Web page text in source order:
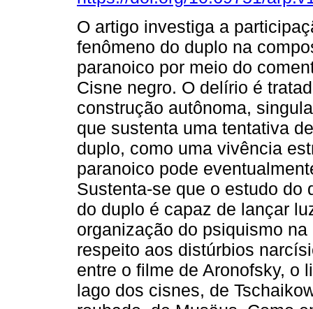
O artigo investiga a
fenômeno do duplo na
paranoico por meio do
Cisne negro. O delírio é
construção autônoma,
que sustenta uma tentativa
duplo, como uma vivência
paranoico pode
Sustenta-se que o estudo do
do duplo é capaz de lançar
organização do psiquismo
respeito aos distúrbios
entre o filme de Aronofsky, o
lago dos cisnes, de